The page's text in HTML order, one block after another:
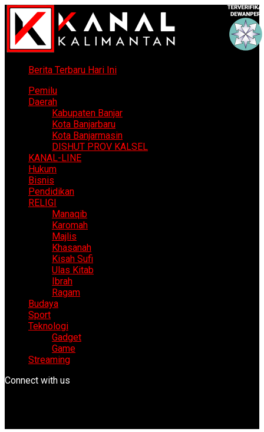
Berita Terbaru Hari Ini
Pemilu
Daerah
Kabupaten Banjar
Kota Banjarbaru
Kota Banjarmasin
DISHUT PROV KALSEL
KANAL-LINE
Hukum
Bisnis
Pendidikan
RELIGI
Manaqib
Karomah
Majlis
Khasanah
Kisah Sufi
Ulas Kitab
Ibrah
Ragam
Budaya
Sport
Teknologi
Gadget
Game
Streaming
Connect with us